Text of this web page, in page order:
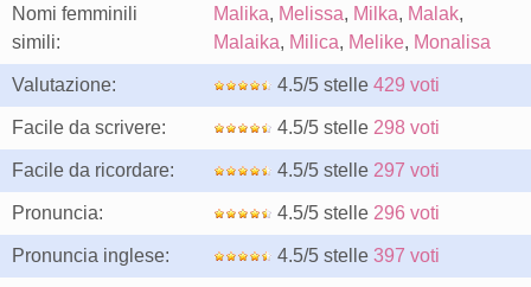
Nomi femminili
simili:
Malika, Melissa, Milka, Malak,
Malaika, Milica, Melike, Monalisa
Valutazione: 4.5/5 stelle 429 voti
Facile da scrivere: 4.5/5 stelle 298 voti
Facile da ricordare: 4.5/5 stelle 297 voti
Pronuncia: 4.5/5 stelle 296 voti
Pronuncia inglese: 4.5/5 stelle 397 voti